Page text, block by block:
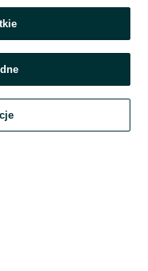
wskazanych powyżej,
aktualnym brzmieniu.